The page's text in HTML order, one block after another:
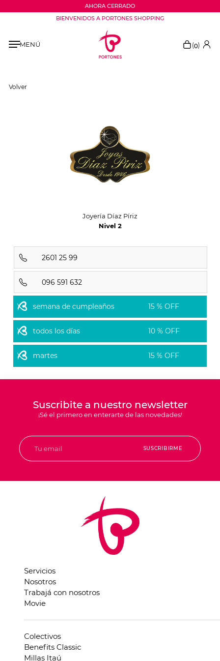
AHORA CERRADO
BIENVENIDOS A PORTONES SHOPPING
MENÚ (0)
Volver
Joyería Díaz Píriz
Nivel 2
2601 25 99
096 591 632
semana de cumpleaños 15 % OFF
todos los días 10 % OFF
martes 15 % OFF
Suscribite a nuestro newsletter
¡Sé el primero en enterarte de las novedades!
SUSCRIBIRME
Servicios
Nosotros
Trabajá con nosotros
Movie
Colectivos
Benefits Classic
Millas Itaú